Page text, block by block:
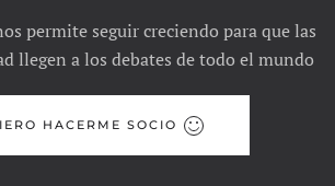
permite seguir creciendo para que las
llegen a los debates de todo el mundo
HACERME SOCIO